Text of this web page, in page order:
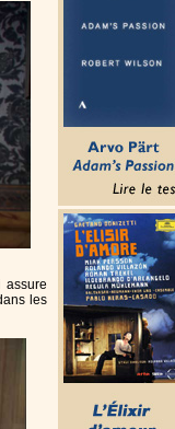
assure
les